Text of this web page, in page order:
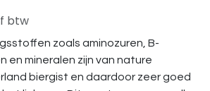
btw
zoals aminozuren, B-
en mineralen zijn van nature
biergist en daardoor zeer goed